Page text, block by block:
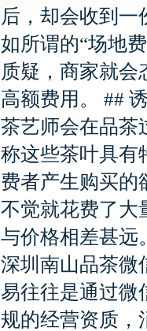
后，却会收到
如所谓的“场地
质疑，商家就
高额费用。 ##
茶艺师会在品茶
称这些茶叶具有
费者产生购买的
不觉就花费了大
与价格相差甚远
深圳南山品茶微
易往往是通过微
规的经营资质，